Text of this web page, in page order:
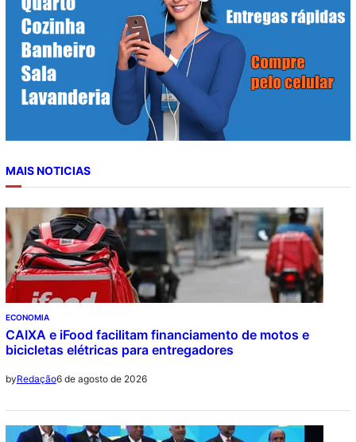
MAIS NOTICIAS
ECONOMIA
CAIXA e iFood facilitam financiamento de motos e
bicicletas elétricas para entregadores
byRedação6 de agosto de 2026